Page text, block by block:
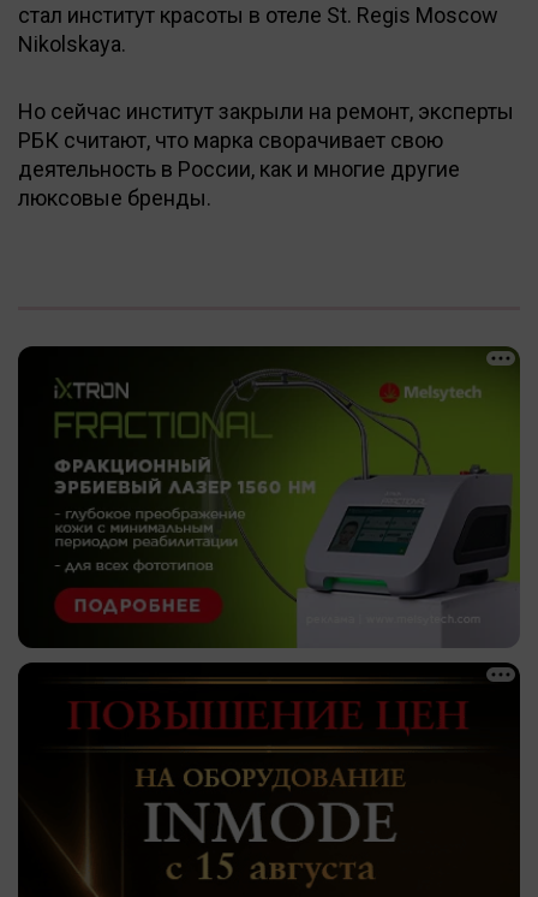
стал институт красоты в отеле St. Regis Moscow
Nikolskaya.
Но сейчас институт закрыли на ремонт, эксперты
РБК считают, что марка сворачивает свою
деятельность в России, как и многие другие
люксовые бренды.